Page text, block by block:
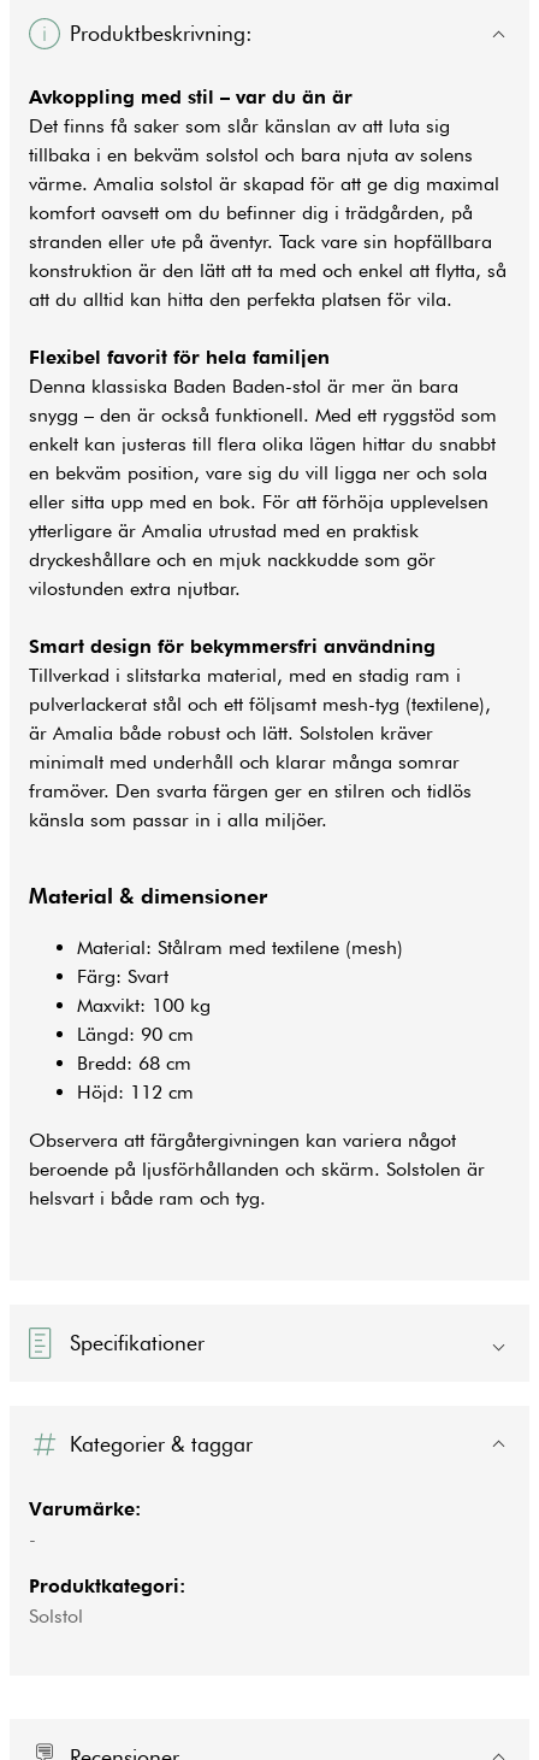
Produktbeskrivning:
Avkoppling med stil – var du än är
Det finns få saker som slår känslan av att luta sig
tillbaka i en bekväm solstol och bara njuta av solens
värme. Amalia solstol är skapad för att ge dig maximal
komfort oavsett om du befinner dig i trädgården, på
stranden eller ute på äventyr. Tack vare sin hopfällbara
konstruktion är den lätt att ta med och enkel att flytta, så
att du alltid kan hitta den perfekta platsen för vila.
Flexibel favorit för hela familjen
Denna klassiska Baden Baden-stol är mer än bara
snygg – den är också funktionell. Med ett ryggstöd som
enkelt kan justeras till flera olika lägen hittar du snabbt
en bekväm position, vare sig du vill ligga ner och sola
eller sitta upp med en bok. För att förhöja upplevelsen
ytterligare är Amalia utrustad med en praktisk
dryckeshållare och en mjuk nackkudde som gör
vilostunden extra njutbar.
Smart design för bekymmersfri användning
Tillverkad i slitstarka material, med en stadig ram i
pulverlackerat stål och ett följsamt mesh-tyg (textilene),
är Amalia både robust och lätt. Solstolen kräver
minimalt med underhåll och klarar många somrar
framöver. Den svarta färgen ger en stilren och tidlös
känsla som passar in i alla miljöer.
Material & dimensioner
Material: Stålram med textilene (mesh)
Färg: Svart
Maxvikt: 100 kg
Längd: 90 cm
Bredd: 68 cm
Höjd: 112 cm
Observera att färgåtergivningen kan variera något
beroende på ljusförhållanden och skärm. Solstolen är
helsvart i både ram och tyg.
Specifikationer
Kategorier & taggar
Varumärke:
-
Produktkategori:
Solstol